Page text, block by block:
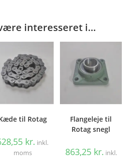
interesseret i…
til Rotag
kr. inkl.
moms
Flangeleje til
Rotag snegl
863,25 kr. inkl.